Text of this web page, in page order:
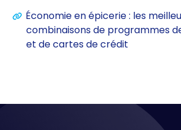
Économie en épicerie : les
combinaisons de programmes
et de cartes de crédit